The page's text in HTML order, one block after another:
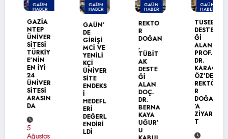
GAÜN
HABER
MANŞET
GAZİA
NTEP
ÜNİVER
SİTESİ
TÜRKİY
E’NİN
EN İYİ
24
ÜNİVER
SİTESİ
ARASIN
DA
Ağustos
GAÜN
HABER
GAÜN’
GİRİŞİ
MCİ VE
YENİLİ
KÇİ
ÜNİVER
SİTE
ENDEKS
HEDEFL
ERİ
DEĞERL
ENDİRİ
LDİ
GAÜN
HABER
REKTÖ
DOĞAN
TÜBİT
AK
DESTE
ALAN
DOÇ.
DR.
BERNA
KAYA
UĞUR’
GAÜN
HABER
TÜSEB
DESTE
ALAN
PROF.
DR.
KARAG
ÖZ’DEN
REKTÖ
DOĞAN
ZİYARE